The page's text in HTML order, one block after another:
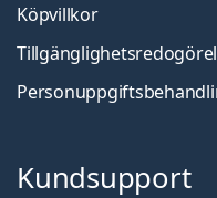
Köpvillkor
Kundsupport